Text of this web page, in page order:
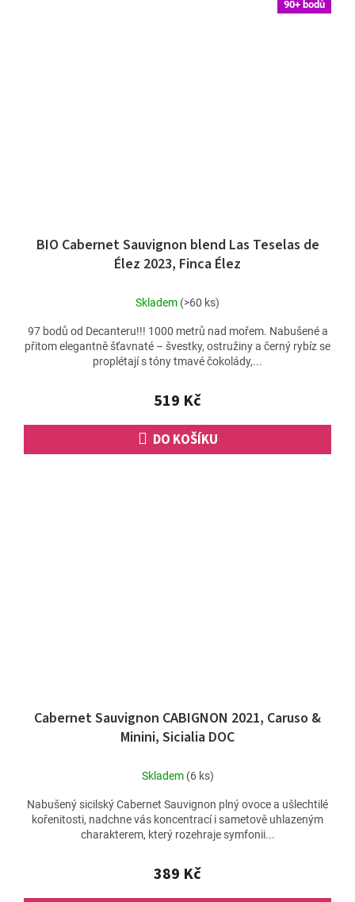
90+ bodů
BIO Cabernet Sauvignon blend Las Teselas de
Élez 2023, Finca Élez
Skladem (>60 ks)
519 Kč
DO KOŠÍKU
97 bodů od Decanteru!!! 1000 metrů nad mořem. Nabušené a
přitom elegantně šťavnaté – švestky, ostružiny a černý rybíz se
proplétají s tóny tmavé čokolády,...
Cabernet Sauvignon CABIGNON 2021, Caruso &
Minini, Sicialia DOC
Skladem (6 ks)
389 Kč
Nabušený sicilský Cabernet Sauvignon plný ovoce a ušlechtilé
kořenitosti, nadchne vás koncentrací i sametově uhlazeným
charakterem, který rozehraje symfonii...